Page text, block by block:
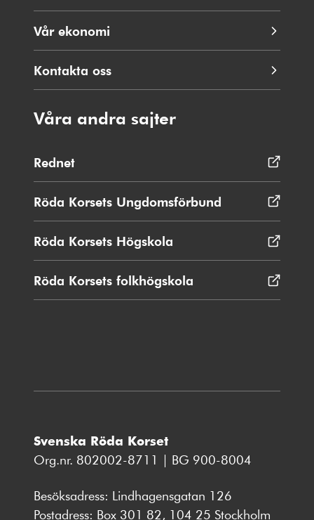
Vår ekonomi
Kontakta oss
Våra andra sajter
Rednet
i
nytt
fönster
Röda Korsets Ungdomsförbund Öppnas
i
Röda Korsets Högskola
i
nytt
fönster
Röda Korsets folkhögskola
i
Svenska Röda Korset
Org.nr. 802002-8711 | BG 900-8004
Besöksadress: Lindhagensgatan 126
Postadress: Box 301 82, 104 25 Stockholm